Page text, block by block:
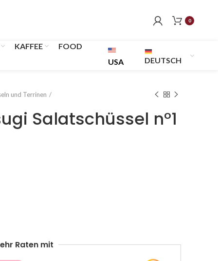
0
KAFFEE FOOD
USA DEUTSCH
und Terrinen
Salatschüssel n°1
Raten mit